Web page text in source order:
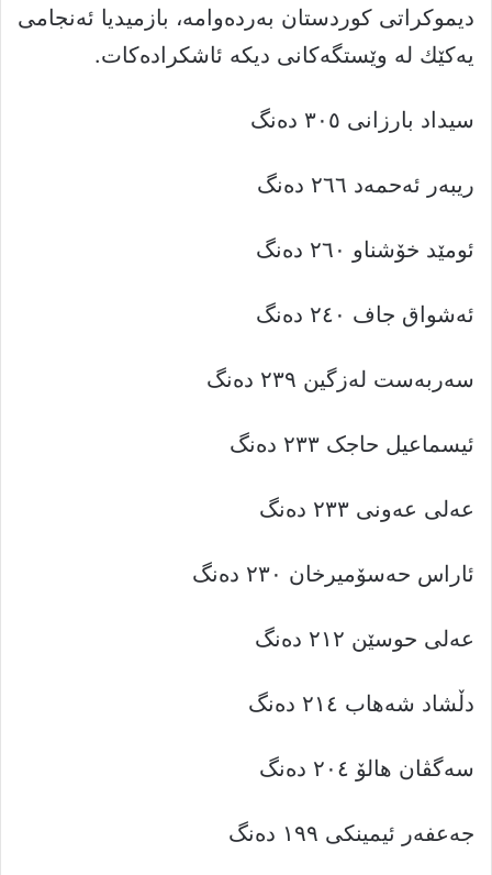
دیموكراتی كوردستان به‌ردەوامه‌، بازمیدیا ئه‌نجامی
یه‌كێك له‌ وێستگه‌كانی دیکە ئاشكراده‌كات.
سیداد بارزانی ٣٠٥ دەنگ
ریبەر ئەحمەد ٢٦٦ دەنگ
ئومێد خۆشناو ٢٦٠ دەنگ
ئەشواق جاف ٢٤٠ دەنگ
سەربەست لەزگین ٢٣٩ دەنگ
ئیسماعیل حاجک ٢٣٣ دەنگ
عەلی عەونی ٢٣٣ دەنگ
ئاراس حەسۆمیرخان ٢٣٠ دەنگ
عەلی حوسێن ٢١٢ دەنگ
دڵشاد شەهاب ٢١٤ دەنگ
سەگڤان هالۆ ٢٠٤ دەنگ
جەعفەر ئیمینکی ١٩٩ دەنگ